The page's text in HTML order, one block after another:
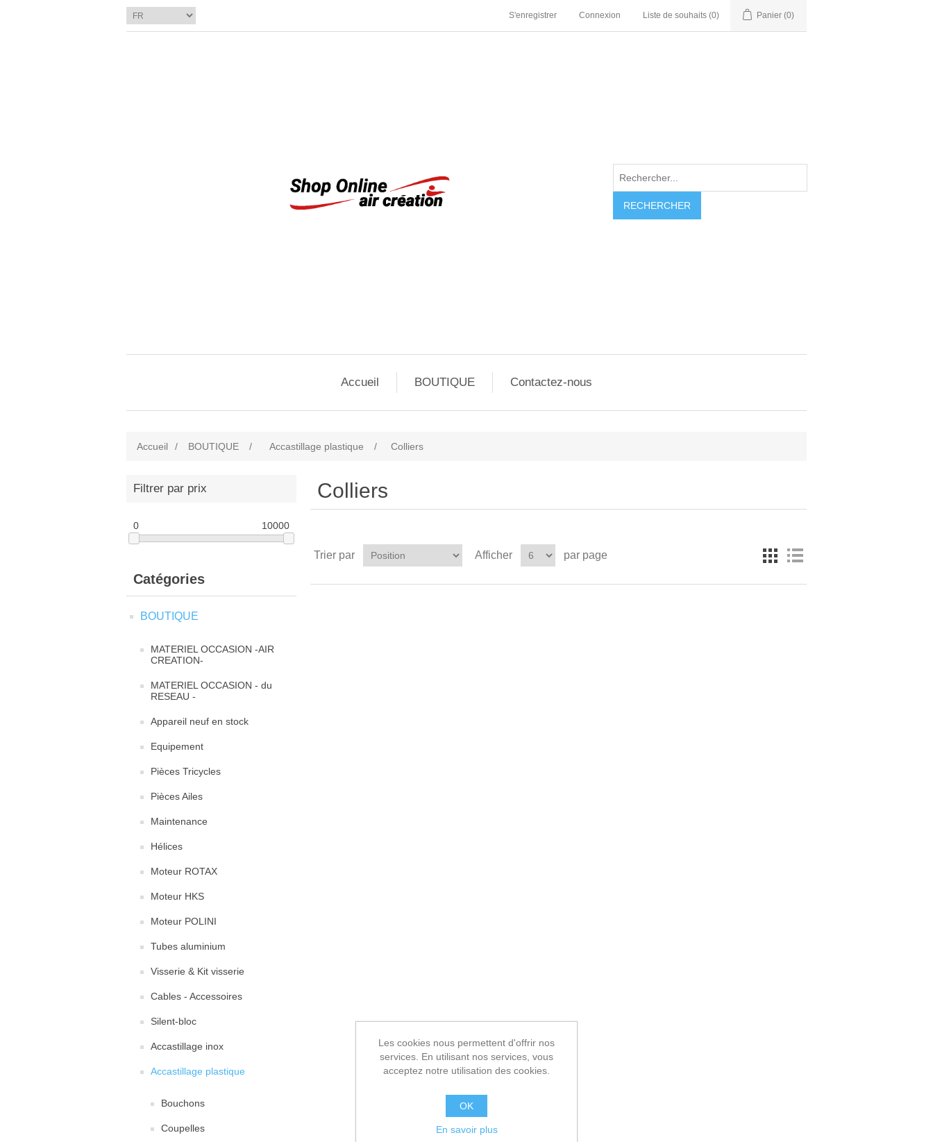
S'enregistrer Connexion Liste de souhaits (0) Panier (0)
RECHERCHER
Accueil BOUTIQUE Contactez-nous
Accueil / BOUTIQUE / Accastillage plastique / Colliers
Filtrer par prix
0 10000
Catégories
BOUTIQUE
MATERIEL OCCASION -AIR
CREATION-
MATERIEL OCCASION - du
RESEAU -
Appareil neuf en stock
Equipement
Pièces Tricycles
Pièces Ailes
Maintenance
Hélices
Moteur ROTAX
Moteur HKS
Moteur POLINI
Tubes aluminium
Visserie & Kit visserie
Cables - Accessoires
Silent-bloc
Accastillage inox
Accastillage plastique
Bouchons
Coupelles
Colliers
Trier par Afficher par page
Les cookies nous permettent d'offrir nos
services. En utilisant nos services, vous
acceptez notre utilisation des cookies.
OK
En savoir plus